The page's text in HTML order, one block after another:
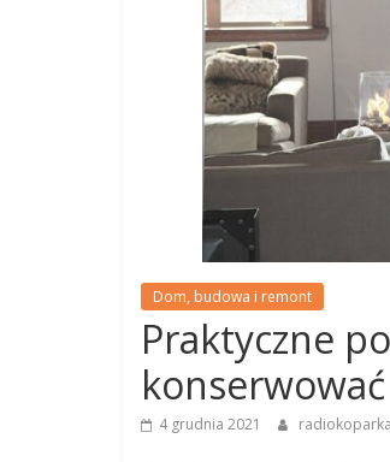
Dom, budowa i remont
Praktyczne
4 grudnia 2021